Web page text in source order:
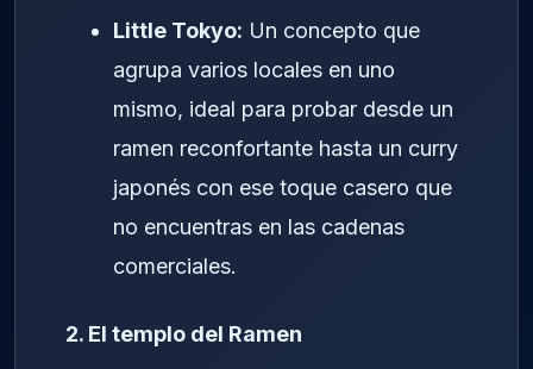
Little Tokyo: Un concepto que
agrupa varios locales en uno
mismo, ideal para probar desde un
ramen reconfortante hasta un curry
japonés con ese toque casero que
no encuentras en las cadenas
comerciales.
2. El templo del Ramen